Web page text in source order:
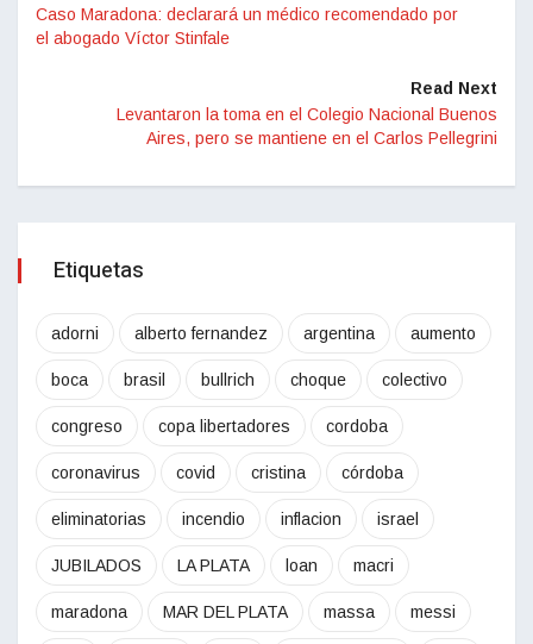
Caso Maradona: declarará un médico recomendado por
el abogado Víctor Stinfale
Read Next
Levantaron la toma en el Colegio Nacional Buenos
Aires, pero se mantiene en el Carlos Pellegrini
Etiquetas
adorni alberto fernandez argentina aumento
boca brasil bullrich choque colectivo
congreso copa libertadores cordoba
coronavirus covid cristina córdoba
eliminatorias incendio inflacion israel
JUBILADOS LA PLATA loan macri
maradona MAR DEL PLATA massa messi